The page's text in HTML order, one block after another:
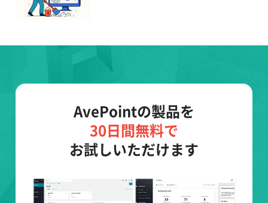
AvePointの製品を
30日間無料で
お試しいただけます